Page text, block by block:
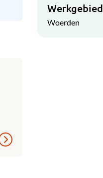
Werkgebied
Woerden